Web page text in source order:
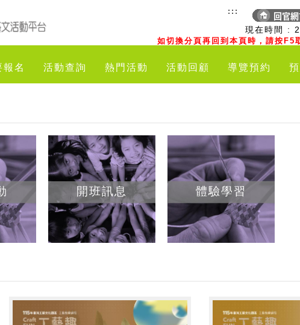
現在時間 :
如切換分頁再回到本頁時，請按F5
:::
報名 活動查詢 熱門活動 活動回顧 導覽預約
開班訊息 體驗學習